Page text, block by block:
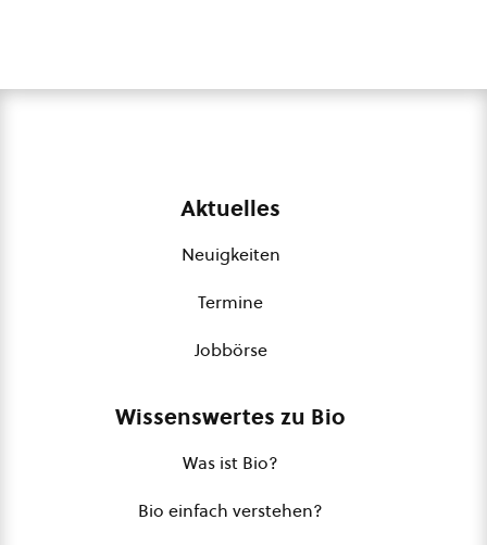
Aktuelles
Neuigkeiten
Termine
Jobbörse
Wissenswertes zu Bio
Was ist Bio?
Bio einfach verstehen?